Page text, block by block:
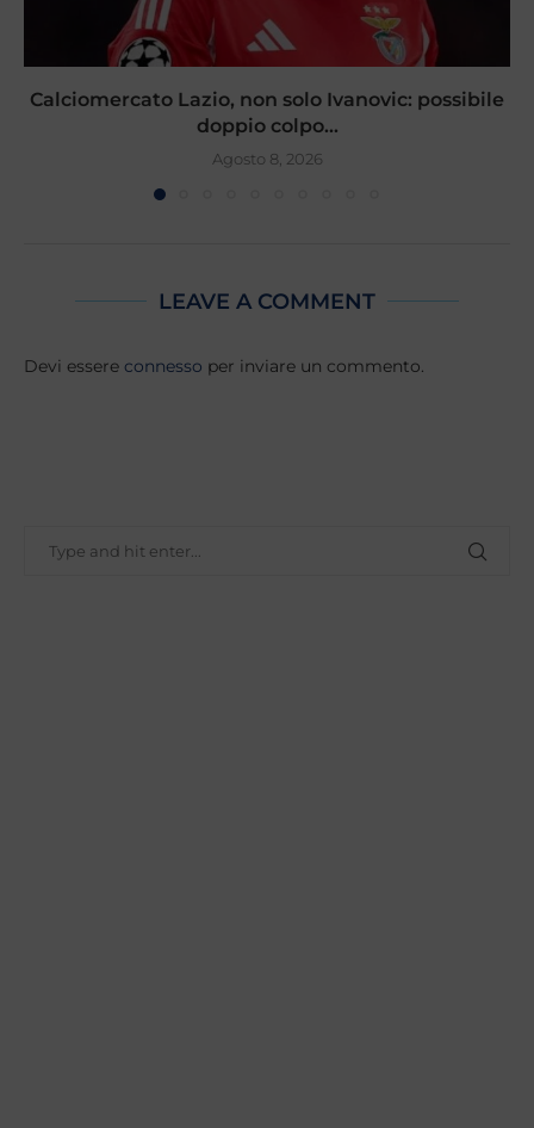
Calciomercato Lazio, non solo Ivanovic: possibile
doppio colpo...
Agosto 8, 2026
LEAVE A COMMENT
Devi essere connesso per inviare un commento.